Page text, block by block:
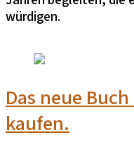
würdigen.
Das neue
kaufen.